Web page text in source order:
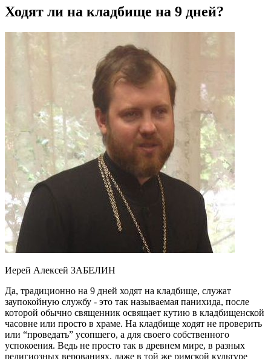
Ходят ли на кладбище на 9 дней?
Иерей Алексей ЗАБЕЛИН
Да, традиционно на 9 дней ходят на кладбище, служат
заупокойную службу - это так называемая панихида, после
которой обычно священник освящает кутию в кладбищенской
часовне или просто в храме. На кладбище ходят не проверить
или “проведать” усопшего, а для своего собственного
успокоения. Ведь не просто так в древнем мире, в разных
религиозных верованиях, даже в той же римской культуре